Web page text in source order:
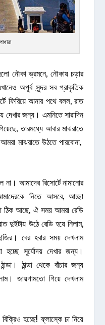
নৌকা ভ্রমনে, নৌকায় চড়ার
অপূর্ব সুন্দর সব প্রাকৃতিক
ফিরিয়ে আনার পথে বলল, রাত
দেখার জন্য। এমনিতে সারাদিন
তারমধ্যে আবার মাঝরাতে
মাঝরাতে উঠতে পারবোনা,
আমাদের রিসোর্টে নামানোর
নিতে আসবে, আচ্ছা
ঠিক আছে, ঐ সময় আমরা রেডি
উঠে রেডি হয়ে নিলাম,
বের হবার সময় দেখলাম
হচ্ছে সূর্যোদয় দেখার জন্য।
ঠান্ডা থেকে বাঁচার জন্য
জায়গামতো গিয়ে দেখলাম
হচ্ছে! ফ্লাস্কে চা নিয়ে